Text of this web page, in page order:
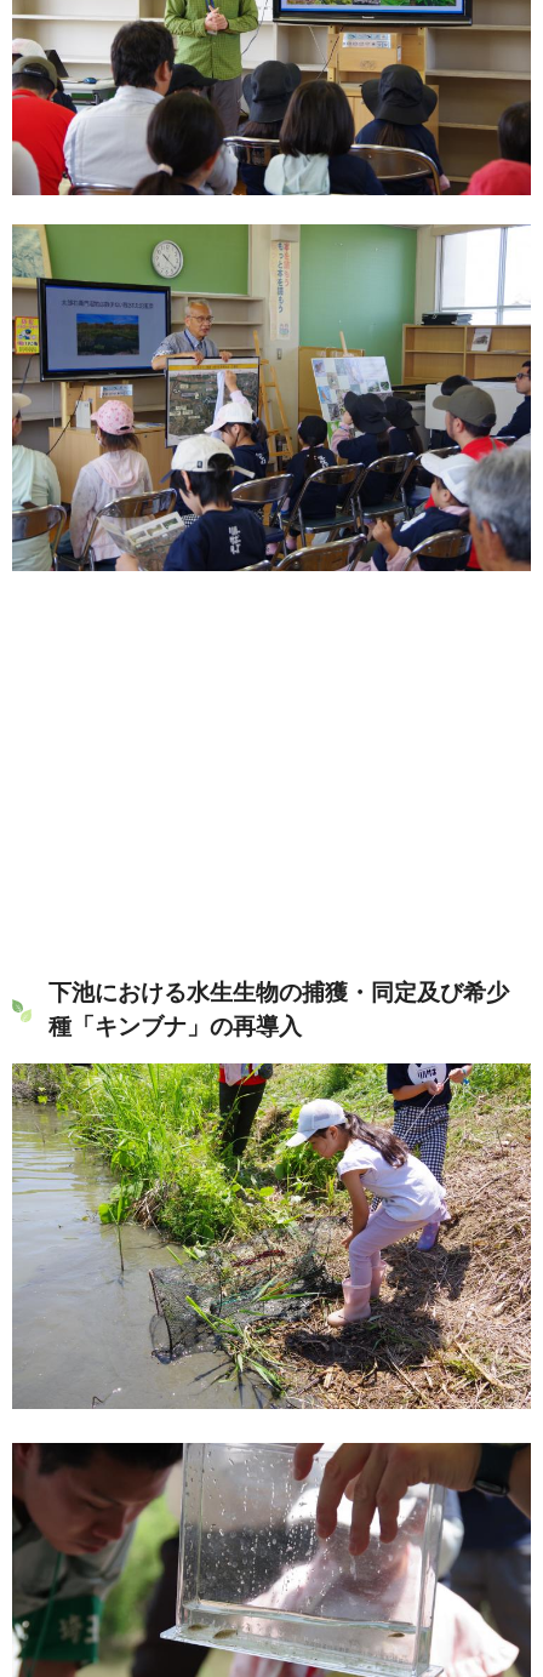
下池における水生生物の捕獲・同定及び希少
種「キンブナ」の再導入